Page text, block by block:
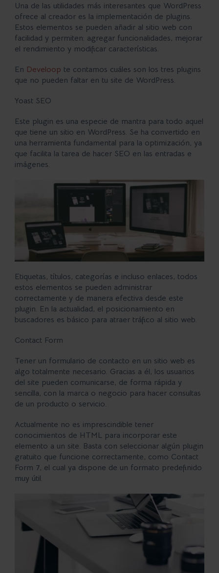
Una de las utilidades más interesantes que WordPress
ofrece al creador es la implementación de plugins.
Estos elementos se pueden añadir al sitio web con
facilidad y permiten: agregar funcionalidades, mejorar
el rendimiento y modificar características.
En Develoop te contamos cuáles son los tres plugins
que no pueden faltar en tu site de WordPress.
Yoast SEO
Este plugin es una especie de mantra para todo aquel
que tiene un sitio en WordPress. Se ha convertido en
una herramienta fundamental para la optimización, ya
que facilita la tarea de hacer SEO en las entradas e
imágenes.
Etiquetas, títulos, categorías e incluso enlaces, todos
estos elementos se pueden administrar
correctamente y de manera efectiva desde este
plugin. En la actualidad, el posicionamiento en
buscadores es básico para atraer tráfico al sitio web.
Contact Form
Tener un formulario de contacto en un sitio web es
algo totalmente necesario. Gracias a él, los usuarios
del site pueden comunicarse, de forma rápida y
sencilla, con la marca o negocio para hacer consultas
de un producto o servicio.
Actualmente no es imprescindible tener
conocimientos de HTML para incorporar este
elemento a un site. Basta con seleccionar algún plugin
gratuito que funcione correctamente, como Contact
Form 7, el cual ya dispone de un formato predefinido
muy útil.